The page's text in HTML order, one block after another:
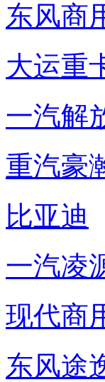
东风商
大运重
一汽解
重汽豪
比亚迪
一汽凌
现代商
东风途